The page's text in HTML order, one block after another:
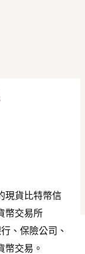
現貨比特幣信
幣交易所
、保險公司、
幣交易。